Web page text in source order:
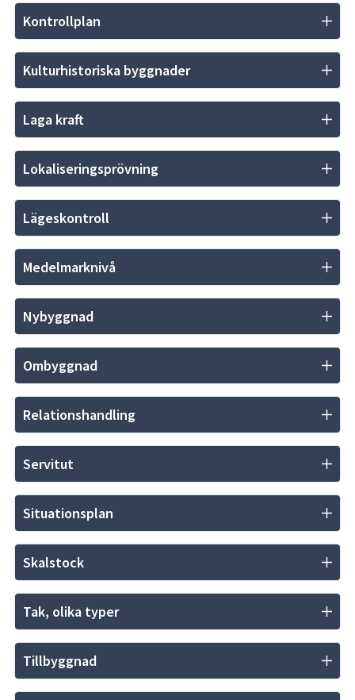
Kontrollplan
Kulturhistoriska byggnader
Laga kraft
Lokaliseringsprövning
Lägeskontroll
Medelmarknivå
Nybyggnad
Ombyggnad
Relationshandling
Servitut
Situationsplan
Skalstock
Tak, olika typer
Tillbyggnad